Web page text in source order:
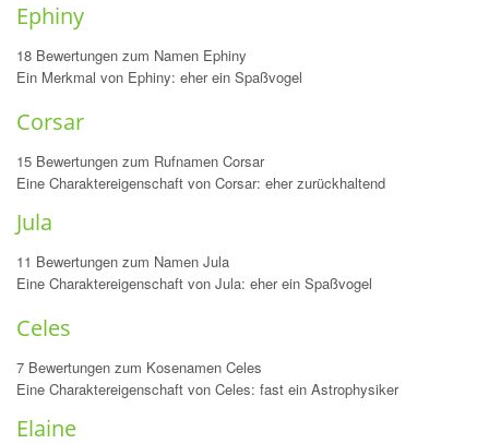
Ephiny
18 Bewertungen zum Namen Ephiny
Ein Merkmal von Ephiny: eher ein Spaßvogel
Corsar
15 Bewertungen zum Rufnamen Corsar
Eine Charaktereigenschaft von Corsar: eher zurückhaltend
Jula
11 Bewertungen zum Namen Jula
Eine Charaktereigenschaft von Jula: eher ein Spaßvogel
Celes
7 Bewertungen zum Kosenamen Celes
Eine Charaktereigenschaft von Celes: fast ein Astrophysiker
Elaine